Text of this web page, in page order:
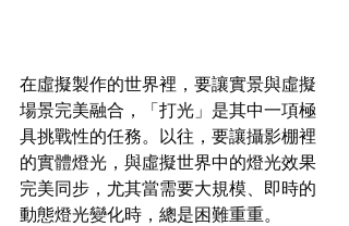
在虛擬製作的世界裡，要讓實景與虛擬
場景完美融合，「打光」是其中一項極
具挑戰性的任務。以往，要讓攝影棚裡
的實體燈光，與虛擬世界中的燈光效果
完美同步，尤其當需要大規模、即時的
動態燈光變化時，總是困難重重。